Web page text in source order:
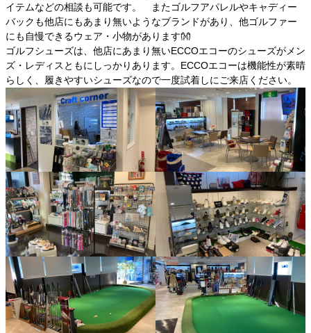
イテムなどの相談も可能です。 またゴルフアパレルやキャディー
バックも他店にもあまり無いようなブランドがあり、他ゴルファー
にも自慢できるウェア・小物があります👐
ゴルフシューズは、他店にあまり無いECCOエコーのシューズがメン
ズ・レディスともにしっかりあります。ECCOエコーは機能性が素晴
らしく、履きやすいシューズなので一度試着しにご来店ください。